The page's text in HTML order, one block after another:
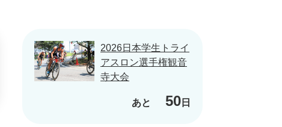
2026日本学生トライ
アスロン選手権観音
寺大会
あと 50 日